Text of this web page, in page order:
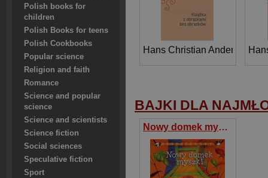
Polish books for
children
Polish Books for teens
Polish Cookbooks
Popular science
Religion and faith
Romance
Science and popular
science
Science and scientists
Science fiction
Social sciences
Speculative fiction
Sport
Hans Christian Andersen
BAJKI DLA
Nowy domek myszki